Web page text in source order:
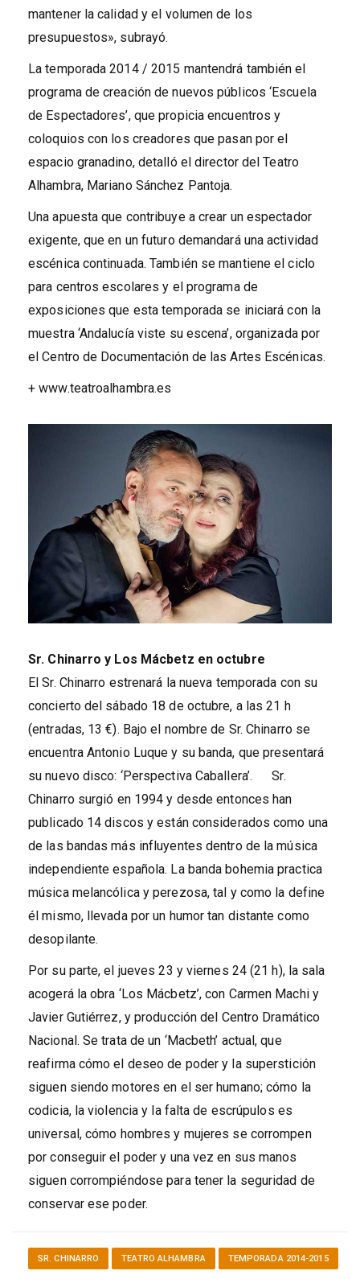
mantener la calidad y el volumen de los
presupuestos», subrayó.
La temporada 2014 / 2015 mantendrá también el
programa de creación de nuevos públicos ‘Escuela
de Espectadores’, que propicia encuentros y
coloquios con los creadores que pasan por el
espacio granadino, detalló el director del Teatro
Alhambra, Mariano Sánchez Pantoja.
Una apuesta que contribuye a crear un espectador
exigente, que en un futuro demandará una actividad
escénica continuada. También se mantiene el ciclo
para centros escolares y el programa de
exposiciones que esta temporada se iniciará con la
muestra ‘Andalucía viste su escena’, organizada por
el Centro de Documentación de las Artes Escénicas.
+ www.teatroalhambra.es
Sr. Chinarro y Los Mácbetz en octubre
El Sr. Chinarro estrenará la nueva temporada con su
concierto del sábado 18 de octubre, a las 21 h
(entradas, 13 €). Bajo el nombre de Sr. Chinarro se
encuentra Antonio Luque y su banda, que presentará
su nuevo disco: ‘Perspectiva Caballera’. Sr.
Chinarro surgió en 1994 y desde entonces han
publicado 14 discos y están considerados como una
de las bandas más influyentes dentro de la música
independiente española. La banda bohemia practica
música melancólica y perezosa, tal y como la define
él mismo, llevada por un humor tan distante como
desopilante.
Por su parte, el jueves 23 y viernes 24 (21 h), la sala
acogerá la obra ‘Los Mácbetz’, con Carmen Machi y
Javier Gutiérrez, y producción del Centro Dramático
Nacional. Se trata de un ‘Macbeth’ actual, que
reafirma cómo el deseo de poder y la superstición
siguen siendo motores en el ser humano; cómo la
codicia, la violencia y la falta de escrúpulos es
universal, cómo hombres y mujeres se corrompen
por conseguir el poder y una vez en sus manos
siguen corrompiéndose para tener la seguridad de
conservar ese poder.
SR. CHINARRO TEATRO ALHAMBRA TEMPORADA 2014-2015